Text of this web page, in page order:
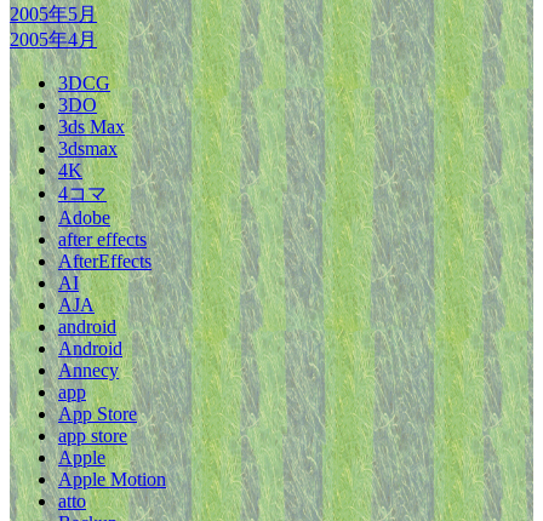
2005年5月
2005年4月
3DCG
3DO
3ds Max
3dsmax
4K
4コマ
Adobe
after effects
AfterEffects
AI
AJA
android
Android
Annecy
app
App Store
app store
Apple
Apple Motion
atto